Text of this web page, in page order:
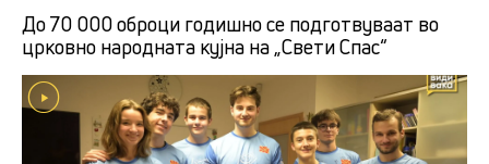
До 70 000 оброци годишно се подготвуваат во
црковно народната кујна на „Свети Спас“